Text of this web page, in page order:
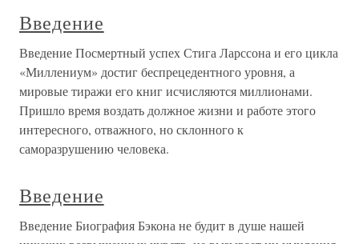
Введение
Введение Посмертный успех Стига Ларссона и его цикла
«Миллениум» достиг беспрецедентного уровня, а
мировые тиражи его книг исчисляются миллионами.
Пришло время воздать должное жизни и работе этого
интересного, отважного, но склонного к
саморазрушению человека.
Введение
Введение Биография Бэкона не будит в душе нашей